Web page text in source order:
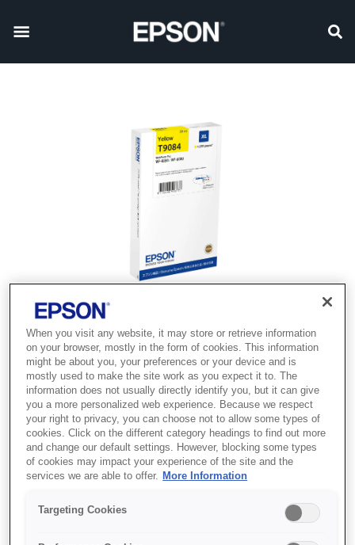
When you visit any website, it may store or retrieve information
on your browser, mostly in the form of cookies. This information
might be about you, your preferences or your device and is
mostly used to make the site work as you expect it to. The
information does not usually directly identify you, but it can give
you a more personalized web experience. Because we respect
your right to privacy, you can choose not to allow some types of
cookies. Click on the different category headings to find out more
and change our default settings. However, blocking some types
of cookies may impact your experience of the site and the
services we are able to offer. More Information
Targeting Cookies